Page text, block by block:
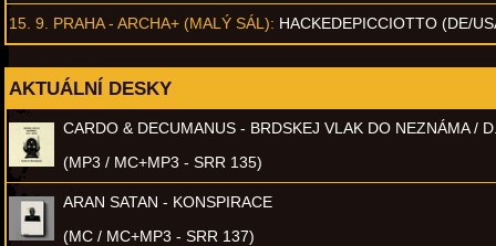
15. 9. PRAHA - ARCHA+ (MALÝ SÁL): HACKEDEPICCIOTTO (DE/
AKTUÁLNÍ DESKY
CARDO & DECUMANUS - BRDSKEJ VLAK DO NEZNÁMA /
(MP3 / MC+MP3 - SRR 135)
ARAN SATAN - KONSPIRACE
(MC / MC+MP3 - SRR 137)